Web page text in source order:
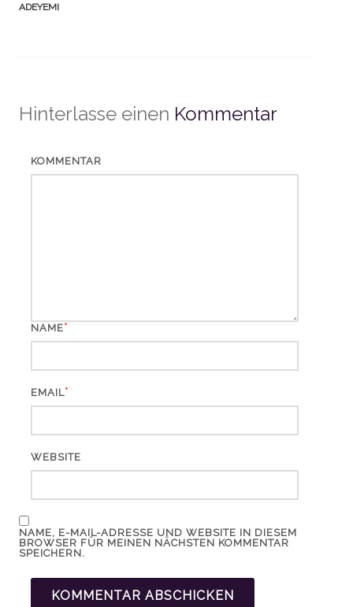
ADEYEMI
Hinterlasse einen Kommentar
KOMMENTAR
NAME*
EMAIL*
WEBSITE
NAME, E-MAIL-ADRESSE UND WEBSITE IN DIESEM
BROWSER FÜR MEINEN NÄCHSTEN KOMMENTAR
SPEICHERN.